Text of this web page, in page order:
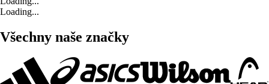
Loading...
Všechny naše značky